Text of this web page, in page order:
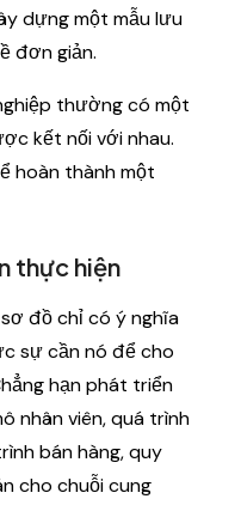
dựng một mẫu lưu
đơn giản.
thường có một
kết nối với nhau.
hoàn thành một
thực hiện
đồ chỉ có ý nghĩa
sự cần nó để cho
hạn phát triển
nhân viên, quá trình
bán hàng, quy
cho chuỗi cung